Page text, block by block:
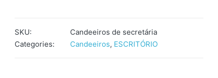
SKU:
Candeeiros de secretária
Categories:
Candeeiros, ESCRITÓRIO